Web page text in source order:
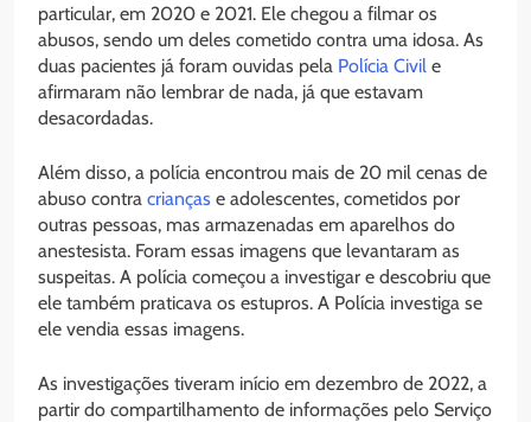
particular, em 2020 e 2021. Ele chegou a filmar os
abusos, sendo um deles cometido contra uma idosa. As
duas pacientes já foram ouvidas pela Polícia Civil e
afirmaram não lembrar de nada, já que estavam
desacordadas.
Além disso, a polícia encontrou mais de 20 mil cenas de
abuso contra crianças e adolescentes, cometidos por
outras pessoas, mas armazenadas em aparelhos do
anestesista. Foram essas imagens que levantaram as
suspeitas. A polícia começou a investigar e descobriu que
ele também praticava os estupros. A Polícia investiga se
ele vendia essas imagens.
As investigações tiveram início em dezembro de 2022, a
partir do compartilhamento de informações pelo Serviço